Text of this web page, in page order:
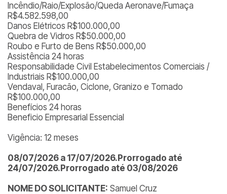
Incêndio/Raio/Explosão/Queda Aeronave/Fumaça
R$4.582.598,00
Danos Elétricos R$100.000,00
Quebra de Vidros R$50.000,00
Roubo e Furto de Bens R$50.000,00
Assistência 24 horas
Responsabilidade Civil Estabelecimentos Comerciais /
Industriais R$100.000,00
Vendaval, Furacão, Ciclone, Granizo e Tornado
R$100.000,00
Benefícios 24 horas
Beneficio Empresarial Essencial
Vigência: 12 meses
08/07/2026 a 17/07/2026.Prorrogado até
24/07/2026.Prorrogado até 03/08/2026
NOME DO SOLICITANTE: Samuel Cruz